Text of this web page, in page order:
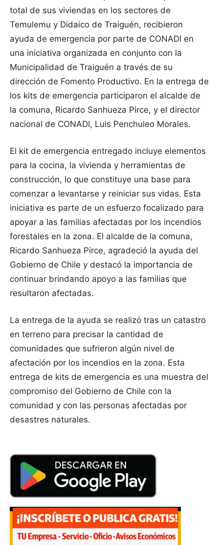
total de sus viviendas en los sectores de
Temulemu y Didaico de Traiguén, recibieron
ayuda de emergencia por parte de CONADI en
una iniciativa organizada en conjunto con la
Municipalidad de Traiguén a través de su
dirección de Fomento Productivo. En la entrega de
los kits de emergencia participaron el alcalde de
la comuna, Ricardo Sanhueza Pirce, y el director
nacional de CONADI, Luis Penchuleo Morales.
El kit de emergencia entregado incluye elementos
para la cocina, la vivienda y herramientas de
construcción, lo que constituye una base para
comenzar a levantarse y reiniciar sus vidas. Esta
iniciativa es parte de un esfuerzo focalizado para
apoyar a las familias afectadas por los incendios
forestales en la zona. El alcalde de la comuna,
Ricardo Sanhueza Pirce, agradeció la ayuda del
Gobierno de Chile y destacó la importancia de
continuar brindando apoyo a las familias que
resultaron afectadas.
La entrega de la ayuda se realizó tras un catastro
en terreno para precisar la cantidad de
comunidades que sufrieron algún nivel de
afectación por los incendios en la zona. Esta
entrega de kits de emergencia es una muestra del
compromiso del Gobierno de Chile con la
comunidad y con las personas afectadas por
desastres naturales.